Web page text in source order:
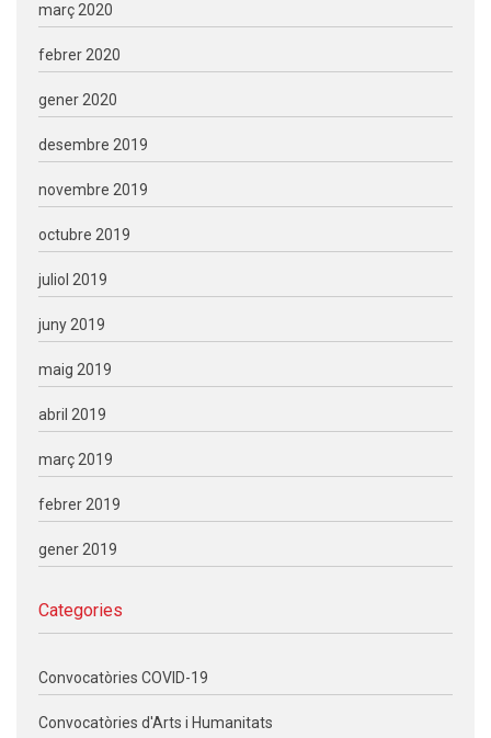
març 2020
febrer 2020
gener 2020
desembre 2019
novembre 2019
octubre 2019
juliol 2019
juny 2019
maig 2019
abril 2019
març 2019
febrer 2019
gener 2019
Categories
Convocatòries COVID-19
Convocatòries d'Arts i Humanitats